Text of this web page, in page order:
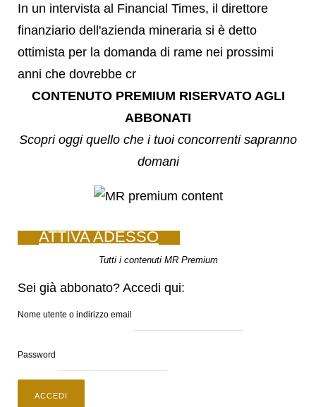
In un intervista al Financial Times, il direttore
finanziario dell'azienda mineraria si è detto
ottimista per la domanda di rame nei prossimi
anni che dovrebbe cr
CONTENUTO PREMIUM RISERVATO AGLI
ABBONATI
Scopri oggi quello che i tuoi concorrenti sapranno
domani
ATTIVA ADESSO
Tutti i contenuti MR Premium
Sei già abbonato? Accedi qui:
Nome utente o indirizzo email
Password